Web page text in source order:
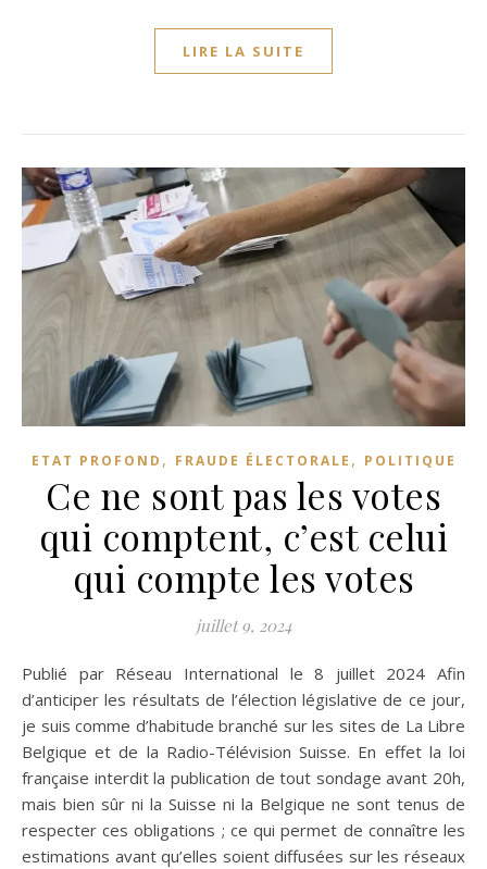
LIRE LA SUITE
ETAT PROFOND , FRAUDE ÉLECTORALE , POLITIQUE
Ce ne sont pas les votes
qui comptent, c’est celui
qui compte les votes
juillet 9, 2024
Publié par Réseau International le 8 juillet 2024 Afin
d’anticiper les résultats de l’élection législative de ce jour,
je suis comme d’habitude branché sur les sites de La Libre
Belgique et de la Radio-Télévision Suisse. En effet la loi
française interdit la publication de tout sondage avant 20h,
mais bien sûr ni la Suisse ni la Belgique ne sont tenus de
respecter ces obligations ; ce qui permet de connaître les
estimations avant qu’elles soient diffusées sur les réseaux